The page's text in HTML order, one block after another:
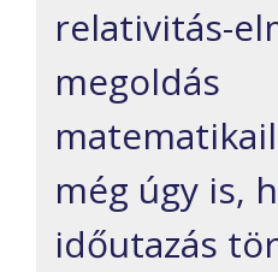
relativitás-
megoldás
még úgy is,
időutazás